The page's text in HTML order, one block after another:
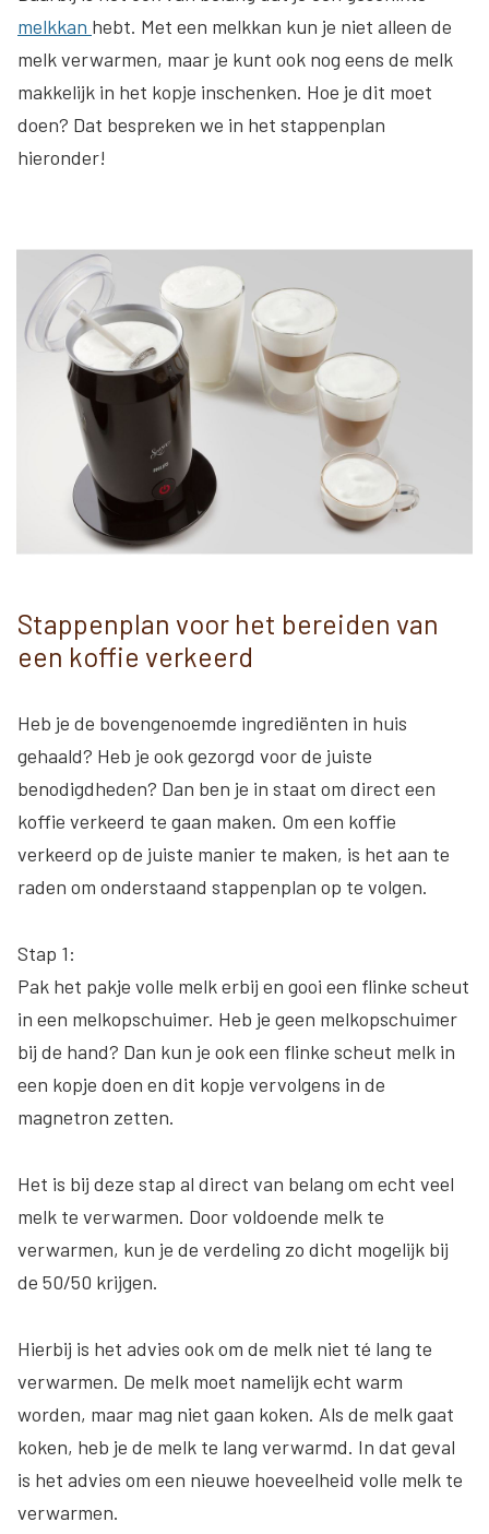
melkkan hebt. Met een melkkan kun je niet alleen de
melk verwarmen, maar je kunt ook nog eens de melk
makkelijk in het kopje inschenken. Hoe je dit moet
doen? Dat bespreken we in het stappenplan
hieronder!
Stappenplan voor het bereiden van
een koffie verkeerd
Heb je de bovengenoemde ingrediënten in huis
gehaald? Heb je ook gezorgd voor de juiste
benodigdheden? Dan ben je in staat om direct een
koffie verkeerd te gaan maken. Om een koffie
verkeerd op de juiste manier te maken, is het aan te
raden om onderstaand stappenplan op te volgen.
Stap 1:
Pak het pakje volle melk erbij en gooi een flinke scheut
in een melkopschuimer. Heb je geen melkopschuimer
bij de hand? Dan kun je ook een flinke scheut melk in
een kopje doen en dit kopje vervolgens in de
magnetron zetten.
Het is bij deze stap al direct van belang om echt veel
melk te verwarmen. Door voldoende melk te
verwarmen, kun je de verdeling zo dicht mogelijk bij
de 50/50 krijgen.
Hierbij is het advies ook om de melk niet té lang te
verwarmen. De melk moet namelijk echt warm
worden, maar mag niet gaan koken. Als de melk gaat
koken, heb je de melk te lang verwarmd. In dat geval
is het advies om een nieuwe hoeveelheid volle melk te
verwarmen.